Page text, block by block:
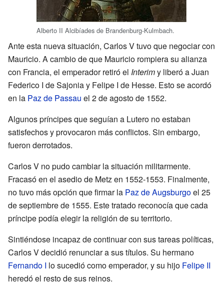
Alberto II Alcibíades de Brandenburg-Kulmbach.
Ante esta nueva situación, Carlos V tuvo que negociar con
Mauricio. A cambio de que Mauricio rompiera su alianza
con Francia, el emperador retiró el Interimy liberó a Juan
Federico I de Sajonia y Felipe I de Hesse. Esto se acordó
en la Paz de Passau el 2 de agosto de 1552.
Algunos príncipes que seguían a Lutero no estaban
satisfechos y provocaron más conflictos. Sin embargo,
fueron derrotados.
Carlos V no pudo cambiar la situación militarmente.
Fracasó en el asedio de Metz en 1552-1553. Finalmente,
no tuvo más opción que firmar la Paz de Augsburgoel 25
de septiembre de 1555. Este tratado reconocía que cada
príncipe podía elegir la religión de su territorio.
Sintiéndose incapaz de continuar con sus tareas políticas,
Carlos V decidió renunciar a sus títulos. Su hermano
Fernando I lo sucedió como emperador, y su hijo Felipe II
heredó el resto de sus reinos.